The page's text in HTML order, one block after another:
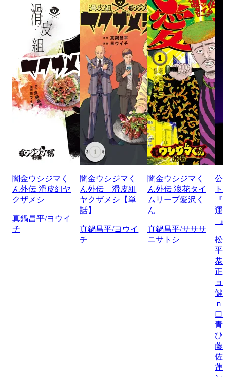
闇金ウシジマく
ん外伝 滑皮組ヤ
クザメシ
真鍋昌平/ヨウイ
チ
闇金ウシジマく
ん外伝 滑皮組
ヤクザメシ【単
話】
真鍋昌平/ヨウイ
チ
闇金ウシジマく
ん外伝 浪花タイ
ムリープ愛沢く
ん
真鍋昌平/サササ
ニサトシ
公
運
−
松
平/
恭/
正
ョ
健
ｎ
口
青
ひ
藤
佐
蓮